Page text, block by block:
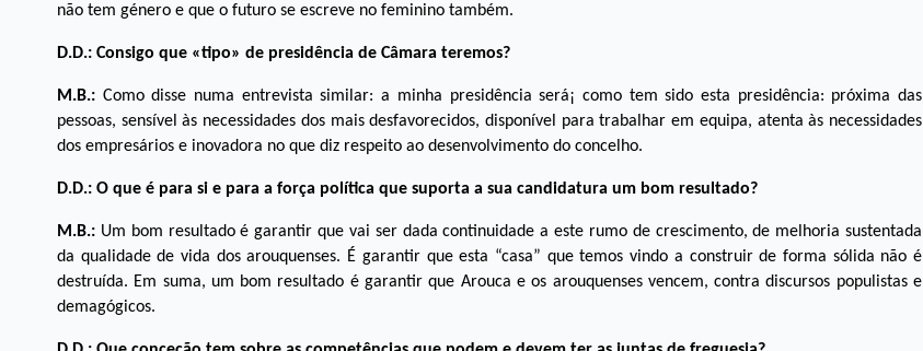
não tem género e que o futuro se escreve no feminino também.
D.D.: Consigo que «tipo» de presidência de Câmara teremos?
M.B.: Como disse numa entrevista similar: a minha presidência será¡ como tem sido esta presidência: próxima das
pessoas, sensível às necessidades dos mais desfavorecidos, disponível para trabalhar em equipa, atenta às necessidades
dos empresários e inovadora no que diz respeito ao desenvolvimento do concelho.
D.D.: O que é para si e para a força política que suporta a sua candidatura um bom resultado?
M.B.: Um bom resultado é garantir que vai ser dada continuidade a este rumo de crescimento, de melhoria sustentada
da qualidade de vida dos arouquenses. É garantir que esta “casa” que temos vindo a construir de forma sólida não é
destruída. Em suma, um bom resultado é garantir que Arouca e os arouquenses vencem, contra discursos populistas e
demagógicos.